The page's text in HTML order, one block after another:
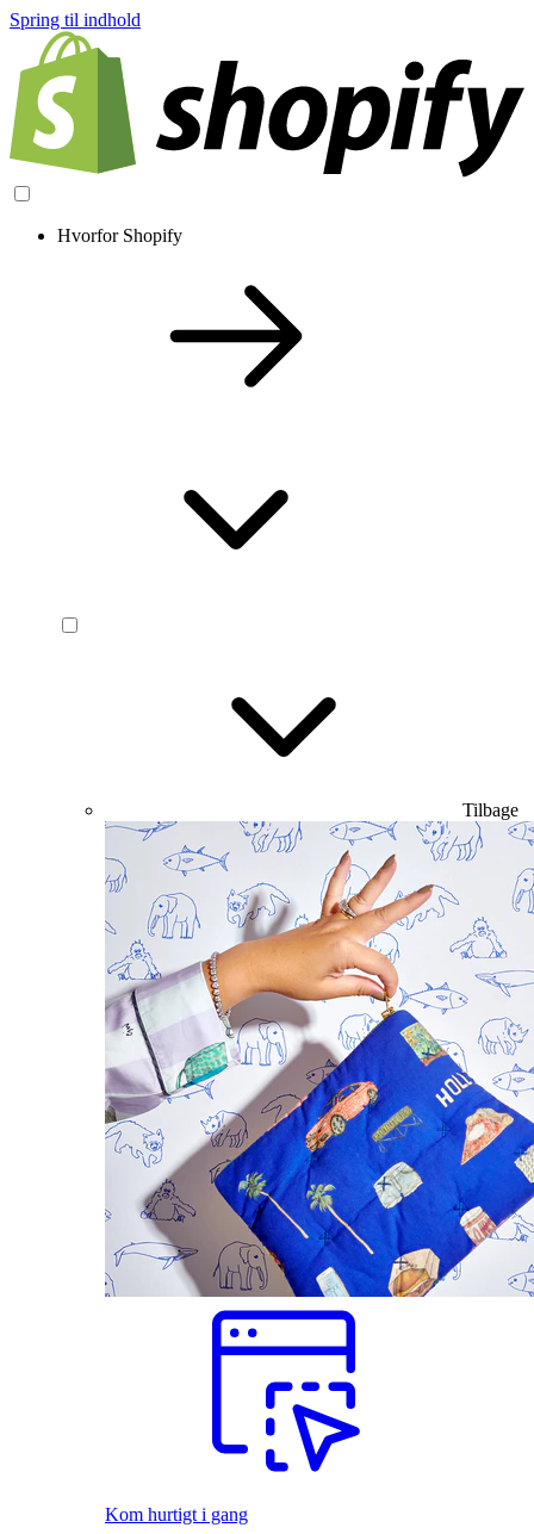
Spring til indhold
Hvorfor Shopify
Tilbage
Kom hurtigt i gang